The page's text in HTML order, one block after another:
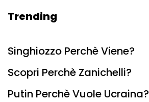
Trending
Singhiozzo Perchè Viene?
Scopri Perchè Zanichelli?
Putin Perchè Vuole Ucraina?